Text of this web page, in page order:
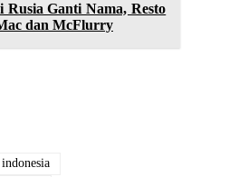
Rusia Ganti Nama, Resto
dan McFlurry